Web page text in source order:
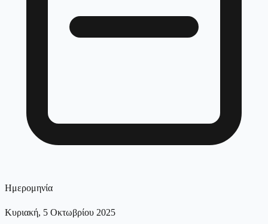
Ημερομηνία
Κυριακή, 5 Οκτωβρίου 2025